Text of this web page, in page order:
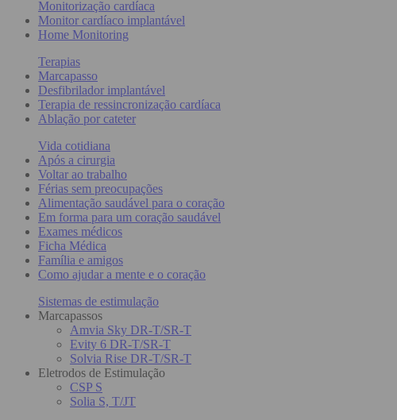
Monitorização cardíaca
Monitor cardíaco implantável
Home Monitoring
Terapias
Marcapasso
Desfibrilador implantável
Terapia de ressincronização cardíaca
Ablação por cateter
Vida cotidiana
Após a cirurgia
Voltar ao trabalho
Férias sem preocupações
Alimentação saudável para o coração
Em forma para um coração saudável
Exames médicos
Ficha Médica
Família e amigos
Como ajudar a mente e o coração
Sistemas de estimulação
Marcapassos
Amvia Sky DR-T/SR-T
Evity 6 DR-T/SR-T
Solvia Rise DR-T/SR-T
Eletrodos de Estimulação
CSP S
Solia S, T/JT